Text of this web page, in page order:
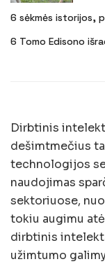
6 sėkmės istorijos,
6 Tomo Edisono
Dirbtinis
dešimtmečius
technologijos
naudojimas
sektoriuose,
tokiu augimu
dirbtinis
užimtumo